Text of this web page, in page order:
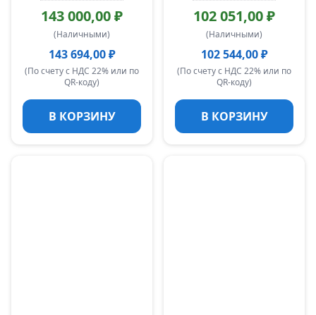
143 000,00 ₽
(Наличными)
143 694,00 ₽
(По счету с НДС 22% или по
QR-коду)
В КОРЗИНУ
102 051,00 ₽
(Наличными)
102 544,00 ₽
(По счету с НДС 22% или по
QR-коду)
В КОРЗИНУ